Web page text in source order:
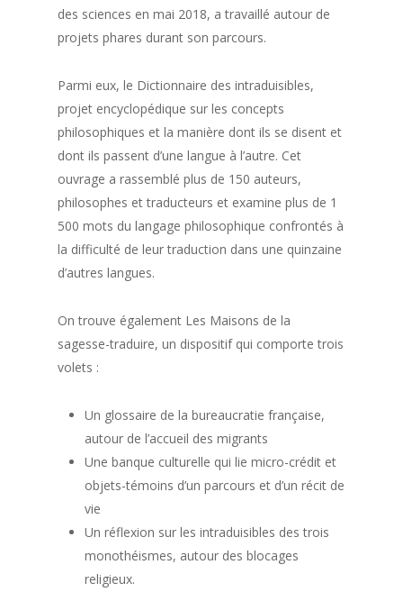
des sciences en mai 2018, a travaillé autour de
projets phares durant son parcours.
Parmi eux, le Dictionnaire des intraduisibles,
projet encyclopédique sur les concepts
philosophiques et la manière dont ils se disent et
dont ils passent d’une langue à l’autre. Cet
ouvrage a rassemblé plus de 150 auteurs,
philosophes et traducteurs et examine plus de 1
500 mots du langage philosophique confrontés à
la difficulté de leur traduction dans une quinzaine
d’autres langues.
On trouve également Les Maisons de la
sagesse-traduire, un dispositif qui comporte trois
volets :
Un glossaire de la bureaucratie française,
autour de l’accueil des migrants
Une banque culturelle qui lie micro-crédit et
objets-témoins d’un parcours et d’un récit de
vie
Un réflexion sur les intraduisibles des trois
monothéismes, autour des blocages
religieux.